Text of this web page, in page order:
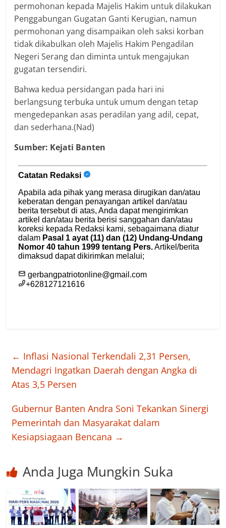
permohonan kepada Majelis Hakim untuk dilakukan
Penggabungan Gugatan Ganti Kerugian, namun
permohonan yang disampaikan oleh saksi korban
tidak dikabulkan oleh Majelis Hakim Pengadilan
Negeri Serang dan diminta untuk mengajukan
gugatan tersendiri.
Bahwa kedua persidangan pada hari ini
berlangsung terbuka untuk umum dengan tetap
mengedepankan asas peradilan yang adil, cepat,
dan sederhana.(Nad)
Sumber: Kejati Banten
← Inflasi Nasional Terkendali 2,31 Persen,
Mendagri Ingatkan Daerah dengan Angka di
Atas 3,5 Persen
Gubernur Banten Andra Soni Tekankan Sinergi
Pemerintah dan Masyarakat dalam
Kesiapsiagaan Bencana →
Anda Juga Mungkin Suka